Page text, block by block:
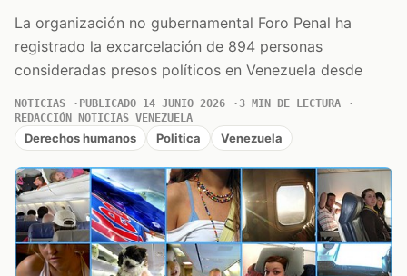
La organización no gubernamental Foro Penal ha
registrado la excarcelación de 894 personas
consideradas presos políticos en Venezuela desde
NOTICIAS PUBLICADO 14 JUNIO 2026
3 MIN DE LECTURA
REDACCIÓN NOTICIAS VENEZUELA
Derechos humanos Politica Venezuela